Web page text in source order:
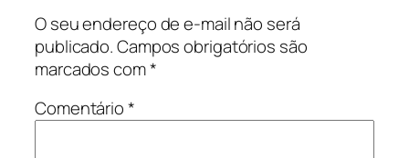
O seu endereço de e-mail não será
publicado.Campos obrigatórios são
marcados com*
Comentário*